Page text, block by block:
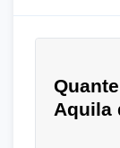
Aquila